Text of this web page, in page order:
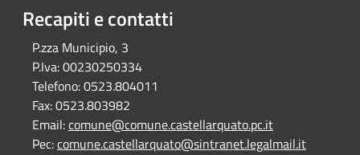
Recapiti e contatti
P.zza Municipio, 3
P.Iva:00230250334
Telefono:0523.804011
Fax:0523.803982
Email:comune@comune.castellarquato.pc.it
Pec:comune.castellarquato@sintranet.legalmail.it